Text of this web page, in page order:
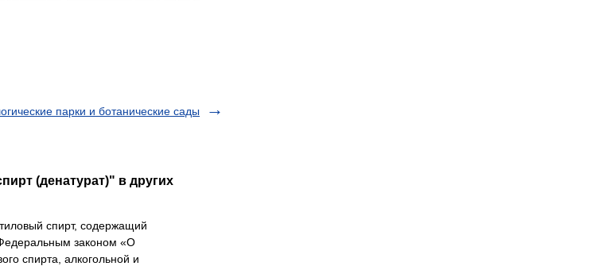
парки и ботанические сады
(денатурат)" в других
спирт, содержащий
законом «О
спирта, алкогольной и